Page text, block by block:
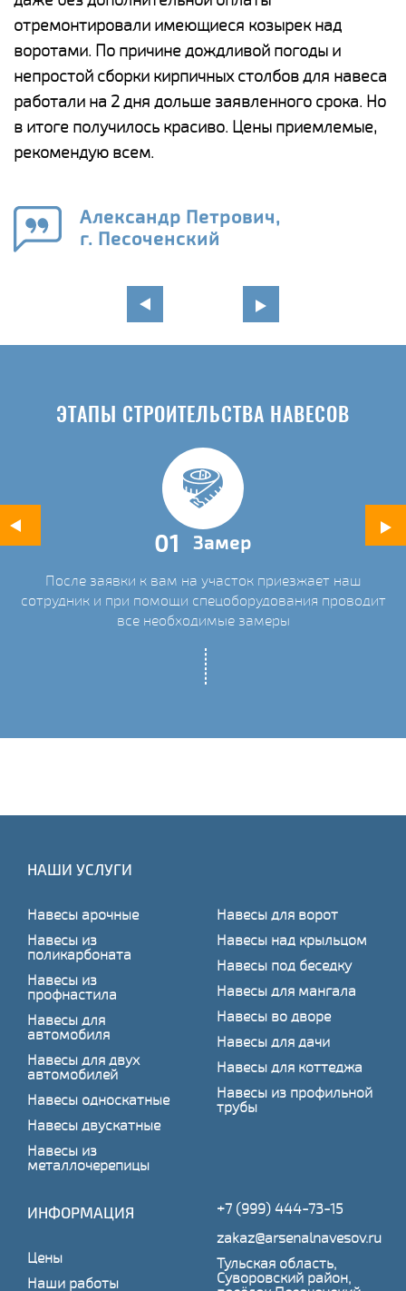
отремонтировали имеющиеся козырек над
воротами. По причине дождливой погоды и
непростой сборки кирпичных столбов для навеса
работали на 2 дня дольше заявленного срока. Но
в итоге получилось красиво. Цены приемлемые,
рекомендую всем.
Александр Петрович,
г. Песоченский
ЭТАПЫ СТРОИТЕЛЬСТВА НАВЕСОВ
01 Замер
После заявки к вам на участок приезжает наш
сотрудник и при помощи спецоборудования проводит
все необходимые замеры
НАШИ УСЛУГИ
Навесы арочные
Навесы из
поликарбоната
Навесы из
профнастила
Навесы для
автомобиля
Навесы для двух
автомобилей
Навесы односкатные
Навесы двускатные
Навесы из
металлочерепицы
Навесы для ворот
Навесы над крыльцом
Навесы под беседку
Навесы для мангала
Навесы во дворе
Навесы для дачи
Навесы для коттеджа
Навесы из профильной
трубы
ИНФОРМАЦИЯ
Цены
Наши работы
+7 (999) 444-73-15
zakaz@arsenalnavesov.ru
Тульская область,
Суворовский район,